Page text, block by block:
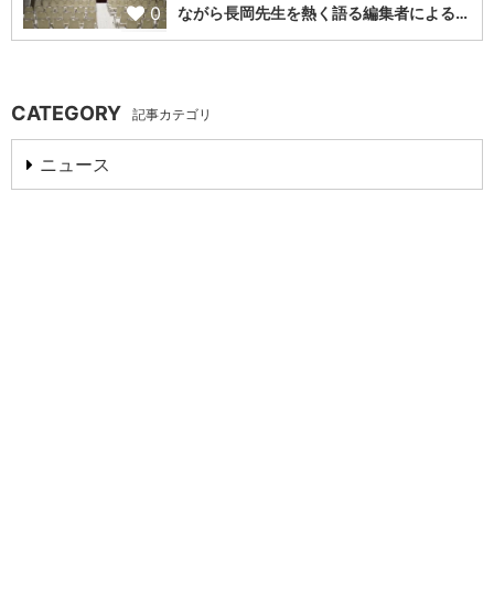
0
ながら長岡先生を熱く語る編集者による…
CATEGORY 記事カテゴリ
ニュース